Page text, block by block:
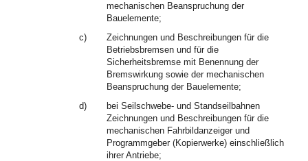
mechanischen Beanspruchung der
Bauelemente;
c)
Zeichnungen und Beschreibungen für die
Betriebsbremsen und für die
Sicherheitsbremse mit Benennung der
Bremswirkung sowie der mechanischen
Beanspruchung der Bauelemente;
d)
bei Seilschwebe- und Standseilbahnen
Zeichnungen und Beschreibungen für die
mechanischen Fahrbildanzeiger und
Programmgeber (Kopierwerke) einschließlich
ihrer Antriebe;